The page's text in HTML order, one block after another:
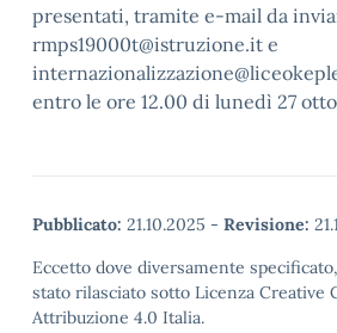
presentati, tramite e-mail da
rmps19000t@istruzione.it e
entro le ore 12.00 di lunedì 27
Pubblicato: 21.10.2025 - Revisione:
Eccetto dove diversamente
stato rilasciato sotto Licenza Creative
Attribuzione 4.0 Italia.